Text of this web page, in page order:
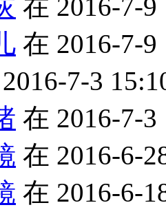
在 2016-7-
在 2016-7-
7-3
在 2016-7-
在 2016-6-
在 2016-6-